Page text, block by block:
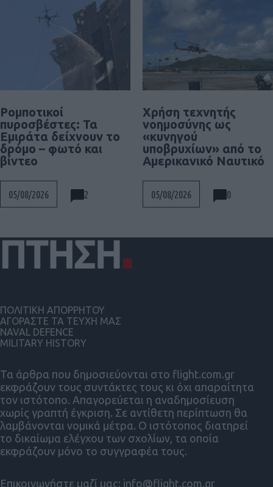
Ρομποτικοί
πυροσβέστες: Τα
Εμιράτα δείχνουν το
δρόμο – φωτό και
βίντεο
05/08/2026 2
Χρήση τεχνητής
νοημοσύνης ως
«κυνηγού
υποβρυχίων» από το
Αμερικανικό Ναυτικό
05/08/2026 0
Τα άρθρα που δημοσιεύονται στο flight.com.gr
εκφράζουν τους συντάκτες τους κι όχι απαραίτητα
τον ιστότοπο. Απαγορεύεται η αναδημοσίευση
χωρίς γραπτή έγκριση. Σε αντίθετη περίπτωση θα
λαμβάνονται νομικά μέτρα. Ο ιστότοπος διατηρεί
το δικαίωμα ελέγχου των σχολίων, τα οποία
εκφράζουν μόνο το συγγραφέα τους.
Επικοινωνήστε μαζί μας: info@flight.com.gr
ΠΟΛΙΤΙΚΗ ΑΠΟΡΡΗΤΟΥ
ΑΓΟΡΑΣΤΕ ΤΑ ΤΕΥΧΗ ΜΑΣ
NAVAL DEFENCE
MILITARY HISTORY